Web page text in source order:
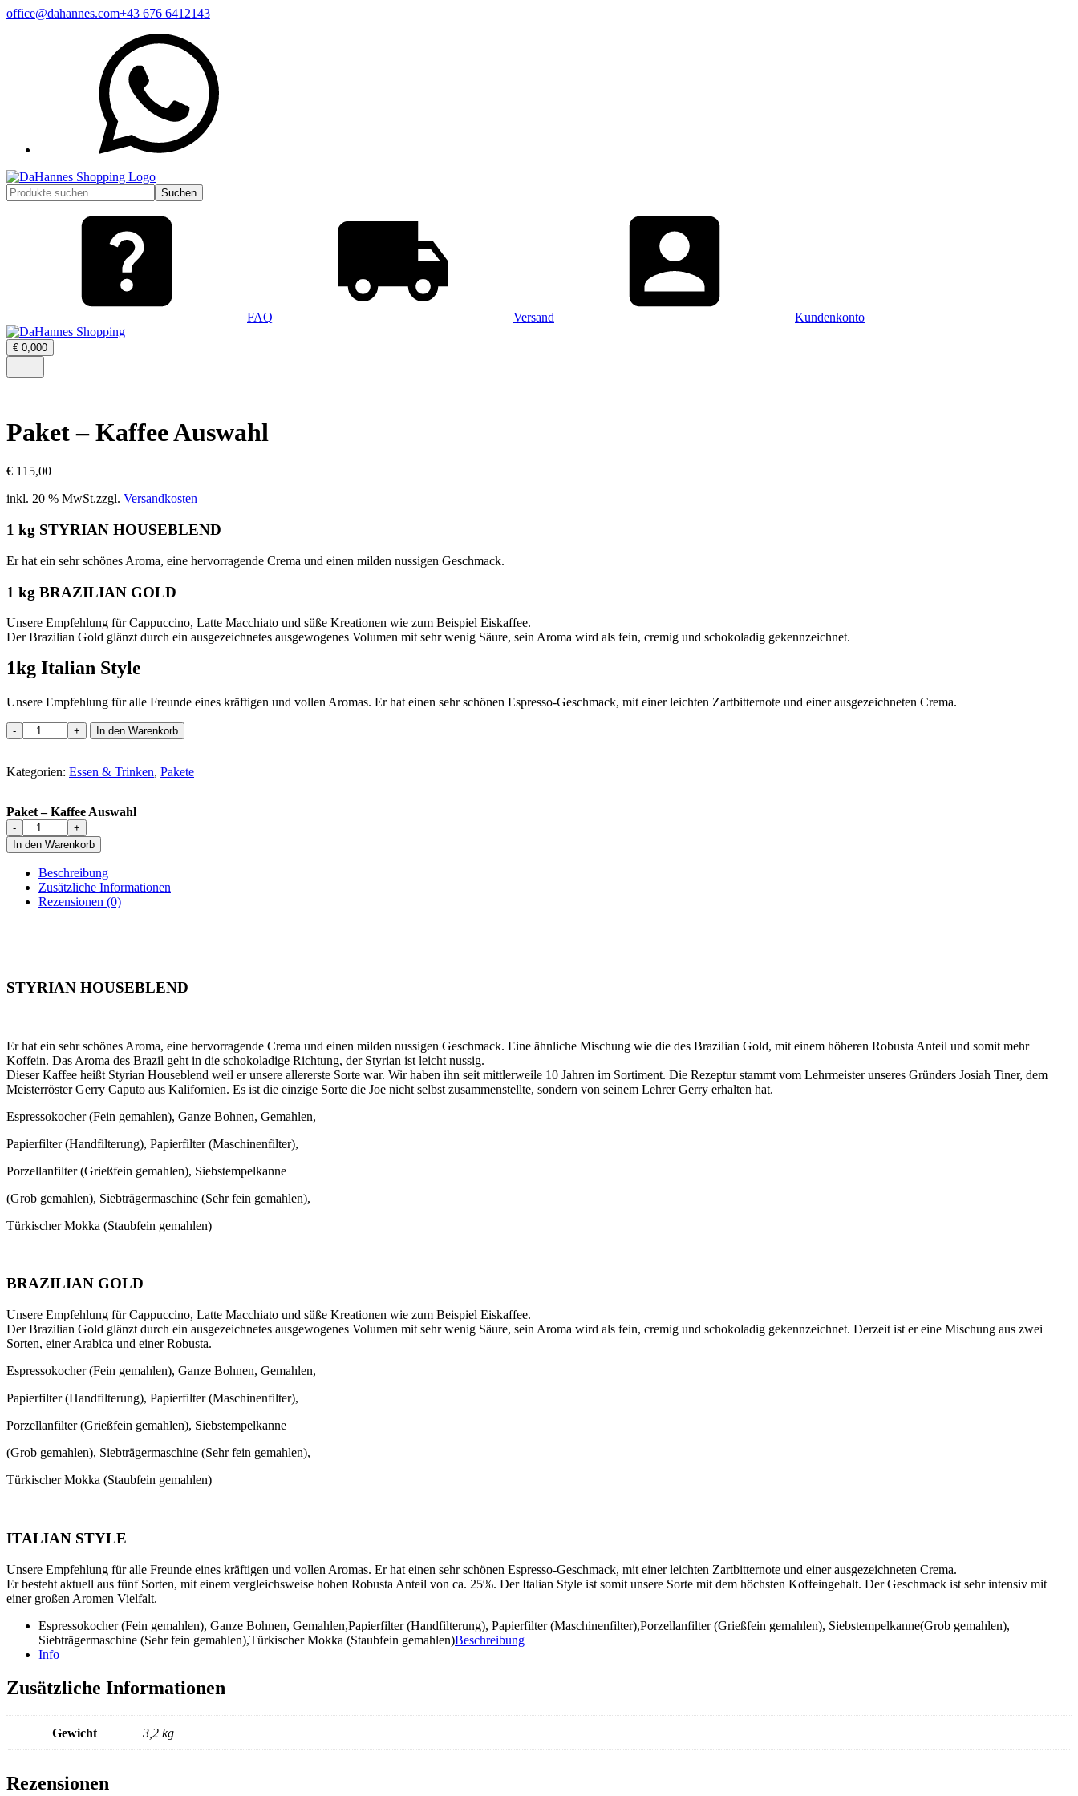
Zum
office@dahannes.com+43 676 6412143
Suchen
nach:
Suchen
FAQ Versand Kundenkonto
€ 0,000Warenkorb
öffnen
Menü
Paket – Kaffee Auswahl
€ 115,00
inkl. 20 % MwSt.zzgl. Versandkosten
1 kg STYRIAN HOUSEBLEND
Er hat ein sehr schönes Aroma, eine hervorragende Crema und einen milden nussigen Geschmack.
1 kg BRAZILIAN GOLD
Unsere Empfehlung für Cappuccino, Latte Macchiato und süße Kreationen wie zum Beispiel Eiskaffee.
Der Brazilian Gold glänzt durch ein ausgezeichnetes ausgewogenes Volumen mit sehr wenig Säure, sein Aroma wird als fein, cremig und schokoladig gekennzeichnet.
1kg Italian Style
Unsere Empfehlung für alle Freunde eines kräftigen und vollen Aromas. Er hat einen sehr schönen Espresso-Geschmack, mit einer leichten Zartbitternote und einer ausgezeichneten Crema.
Paket
-
Auswahl
- + In den Warenkorb
Kategorien: Essen & Trinken, Pakete
Paket – Kaffee Auswahl
Paket
-
Kaffee
Auswahl
Menge
-
+
In den Warenkorb
Beschreibung
Zusätzliche Informationen
Rezensionen (0)
STYRIAN HOUSEBLEND
Er hat ein sehr schönes Aroma, eine hervorragende Crema und einen milden nussigen Geschmack. Eine ähnliche Mischung wie die des Brazilian Gold, mit einem höheren Robusta Anteil und somit mehr
Koffein. Das Aroma des Brazil geht in die schokoladige Richtung, der Styrian ist leicht nussig.
Dieser Kaffee heißt Styrian Houseblend weil er unsere allererste Sorte war. Wir haben ihn seit mittlerweile 10 Jahren im Sortiment. Die Rezeptur stammt vom Lehrmeister unseres Gründers Josiah Tiner, dem
Meisterröster Gerry Caputo aus Kalifornien. Es ist die einzige Sorte die Joe nicht selbst zusammenstellte, sondern von seinem Lehrer Gerry erhalten hat.
Espressokocher (Fein gemahlen), Ganze Bohnen, Gemahlen,
Papierfilter (Handfilterung), Papierfilter (Maschinenfilter),
Porzellanfilter (Grießfein gemahlen), Siebstempelkanne
(Grob gemahlen), Siebträgermaschine (Sehr fein gemahlen),
Türkischer Mokka (Staubfein gemahlen)
BRAZILIAN GOLD
Unsere Empfehlung für Cappuccino, Latte Macchiato und süße Kreationen wie zum Beispiel Eiskaffee.
Der Brazilian Gold glänzt durch ein ausgezeichnetes ausgewogenes Volumen mit sehr wenig Säure, sein Aroma wird als fein, cremig und schokoladig gekennzeichnet. Derzeit ist er eine Mischung aus zwei
Sorten, einer Arabica und einer Robusta.
Espressokocher (Fein gemahlen), Ganze Bohnen, Gemahlen,
Papierfilter (Handfilterung), Papierfilter (Maschinenfilter),
Porzellanfilter (Grießfein gemahlen), Siebstempelkanne
(Grob gemahlen), Siebträgermaschine (Sehr fein gemahlen),
Türkischer Mokka (Staubfein gemahlen)
ITALIAN STYLE
Unsere Empfehlung für alle Freunde eines kräftigen und vollen Aromas. Er hat einen sehr schönen Espresso-Geschmack, mit einer leichten Zartbitternote und einer ausgezeichneten Crema.
Er besteht aktuell aus fünf Sorten, mit einem vergleichsweise hohen Robusta Anteil von ca. 25%. Der Italian Style ist somit unsere Sorte mit dem höchsten Koffeingehalt. Der Geschmack ist sehr intensiv mit
einer großen Aromen Vielfalt.
Italian
1000g
Espressokocher (Fein gemahlen), Ganze Bohnen, Gemahlen,Papierfilter (Handfilterung), Papierfilter (Maschinenfilter),Porzellanfilter (Grießfein gemahlen), Siebstempelkanne(Grob gemahlen),
Siebträgermaschine (Sehr fein gemahlen),Türkischer Mokka (Staubfein gemahlen)Beschreibung
Info
Zusätzliche Informationen
Gewicht 3,2 kg
Rezensionen